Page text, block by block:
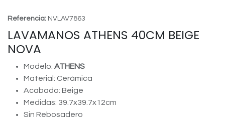
Referencia: NVLAV7863
LAVAMANOS ATHENS 40CM BEIGE
NOVA
Modelo: ATHENS
Material: Cerámica
Acabado: Beige
Medidas: 39.7x39.7x12cm
Sin Rebosadero